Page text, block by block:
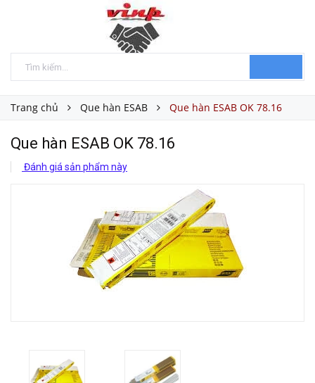
Trang chủ Que hàn ESAB Que hàn ESAB OK 78.16
Que hàn ESAB OK 78.16
Đánh giá sản phẩm này